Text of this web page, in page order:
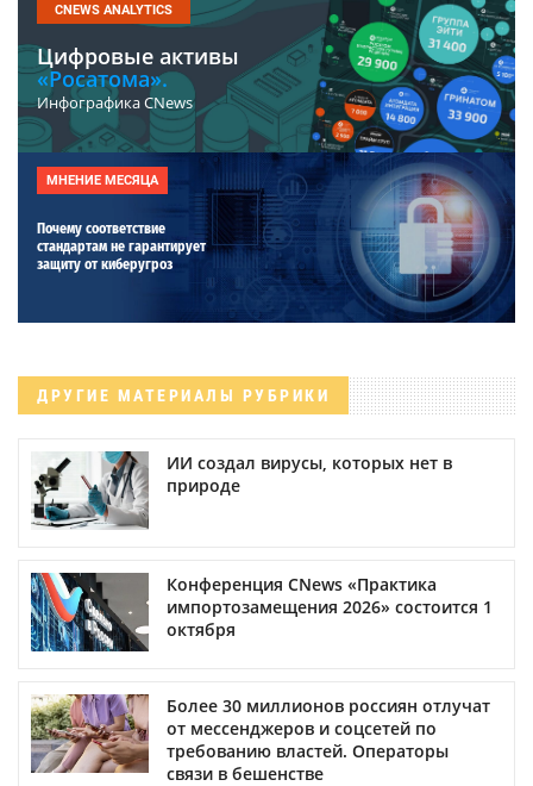
CNEWS ANALYTICS
Цифровые активы
«Росатома».
Инфографика CNews
МНЕНИЕ МЕСЯЦА
Почему соответствие
стандартам не гарантирует
защиту от киберугроз
ДРУГИЕ МАТЕРИАЛЫ РУБРИКИ
ИИ создал вирусы, которых нет в
природе
Конференция CNews «Практика
импортозамещения 2026» состоится 1
октября
Более 30 миллионов россиян отлучат
от мессенджеров и соцсетей по
требованию властей. Операторы
связи в бешенстве